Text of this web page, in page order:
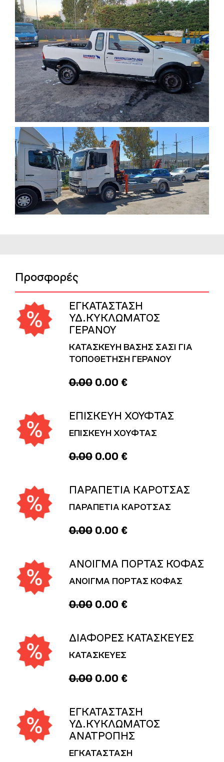
Προσφορές
ΕΓΚΑΤΑΣΤΑΣΗ
ΥΔ.ΚΥΚΛΩΜΑΤΟΣ
ΓΕΡΑΝΟΥ
ΚΑΤΑΣΚΕΥΗ ΒΑΣΗΣ ΣΑΣΙ ΓΙΑ
ΤΟΠΟΘΕΤΗΣΗ ΓΕΡΑΝΟΥ
0.000.00 €
ΕΠΙΣΚΕΥΗ ΧΟΥΦΤΑΣ
ΕΠΙΣΚΕΥΗ ΧΟΥΦΤΑΣ
0.000.00 €
ΠΑΡΑΠΕΤΙΑ ΚΑΡΟΤΣΑΣ
ΠΑΡΑΠΕΤΙΑ ΚΑΡΟΤΣΑΣ
0.000.00 €
ΑΝΟΙΓΜΑ ΠΟΡΤΑΣ ΚΟΦΑΣ
ΑΝΟΙΓΜΑ ΠΟΡΤΑΣ ΚΟΦΑΣ
0.000.00 €
ΔΙΑΦΟΡΕΣ ΚΑΤΑΣΚΕΥΕΣ
ΚΑΤΑΣΚΕΥΕΣ
0.000.00 €
ΕΓΚΑΤΑΣΤΑΣΗ
ΥΔ.ΚΥΚΛΩΜΑΤΟΣ
ΑΝΑΤΡΟΠΗΣ
ΕΓΚΑΤΑΣΤΑΣΗ